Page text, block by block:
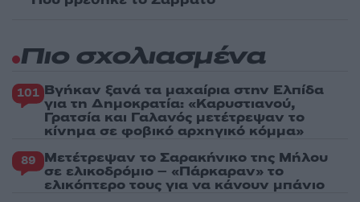
Πιο σχολιασμένα
101 Βγήκαν ξανά τα μαχαίρια στην Ελπίδα
για τη Δημοκρατία: «Καρυστιανού,
Γρατσία και Γαλανός μετέτρεψαν το
κίνημα σε φοβικό αρχηγικό κόμμα»
89 Μετέτρεψαν το Σαρακήνικο της Μήλου
σε ελικοδρόμιο – «Πάρκαραν» το
ελικόπτερο τους για να κάνουν μπάνιο